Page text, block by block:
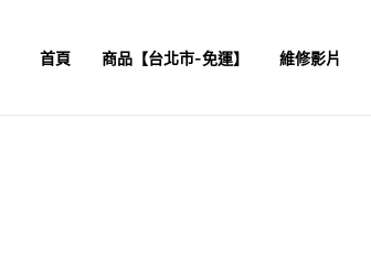
首頁 商品【台北市-免運】 維修影片